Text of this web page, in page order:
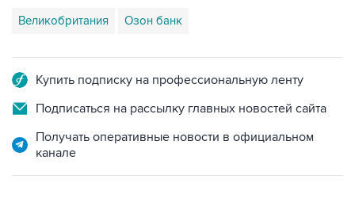
Великобритания Озон банк
Купить подписку на профессиональную ленту
Подписаться на рассылку главных новостей сайта
Получать оперативные новости в официальном
канале